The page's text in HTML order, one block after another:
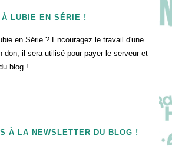
À LUBIE EN SÉRIE !
en Série ? Encouragez le travail d'une
don, il sera utilisé pour payer le serveur et
blog !
À LA NEWSLETTER DU BLOG !